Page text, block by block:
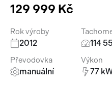
129 999 Kč
Rok výroby
2012 114
Převodovka
manuální
Výkon
77